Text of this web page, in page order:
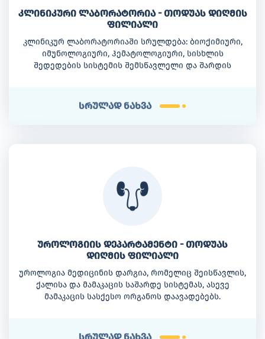
კლინიკური ლაბორატორია - თოდუას დიღმის
ფილიალი
კლინიკურ ლაბორატორიაში სრულდება: ბიოქიმიური,
იმუნოლოგიური, ჰემატოლოგიური, სისხლის
შედედების სისტემის შემსწავლელი და შარდის
და პოლარიზაციული მეთოდებით.
სრულად ნახვა
უროლოგიის დეპარტამენტი - თოდუას
დიღმის ფილიალი
უროლოგია მედიცინის დარგია, რომელიც შეისწავლის,
ქალისა და მამაკაცის საშარდე სისტემას, ასევე
მამაკაცის სასქესო ორგანოს დაავადებებს.